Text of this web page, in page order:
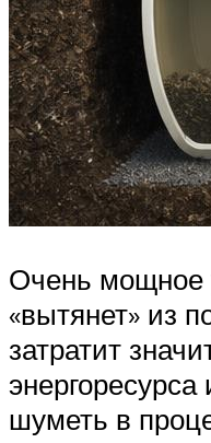
Очень мощное
«вытянет» из
затратит
шуметь в